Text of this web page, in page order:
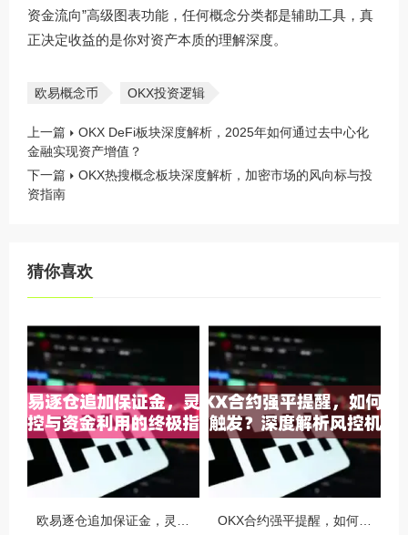
资金流向”高级图表功能，任何概念分类都是辅助工具，真
正决定收益的是你对资产本质的理解深度。
欧易概念币 OKX投资逻辑
上一篇
OKX DeFi板块深度解析，2025年如何通过去中心化
金融实现资产增值？
下一篇
OKX热搜概念板块深度解析，加密市场的风向标与投
资指南
猜你喜欢